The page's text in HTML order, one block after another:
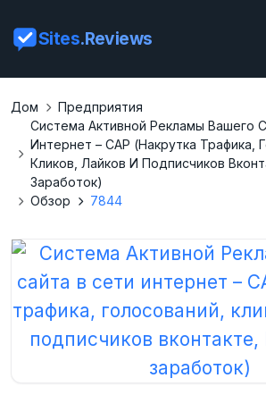
Sites.Reviews
Дом
Предприятия
Система Активной Рекламы Вашего
Интернет – САР (накрутка Трафика,
Кликов, Лайков И Подписчиков
Заработок)
Обзор
7844